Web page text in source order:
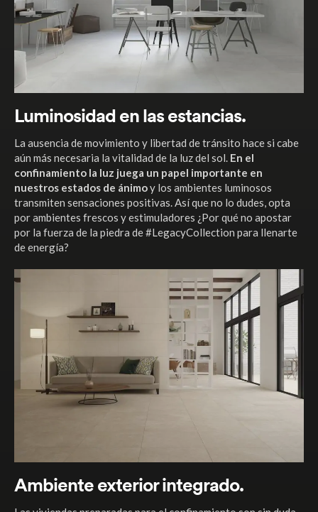
Luminosidad en las estancias.
La ausencia de movimiento y libertad de tránsito hace si cabe
aún más necesaria la vitalidad de la luz del sol. En el
confinamiento la luz juega un papel importante en
nuestros estados de ánimoy los ambientes luminosos
transmiten sensaciones positivas. Así que no lo dudes, opta
por ambientes frescos y estimuladores ¿Por qué no apostar
por la fuerza de la piedra de #LegacyCollection para llenarte
de energía?
Ambiente exterior integrado.